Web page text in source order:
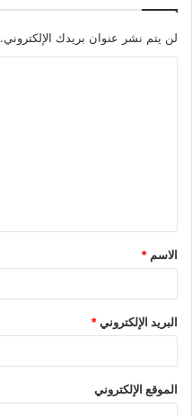
لن يتم نشر عنوان بريدك الإلكتروني.
ق
*
الاسم *
البريد الإلكتروني*
الموقع الإلكتروني